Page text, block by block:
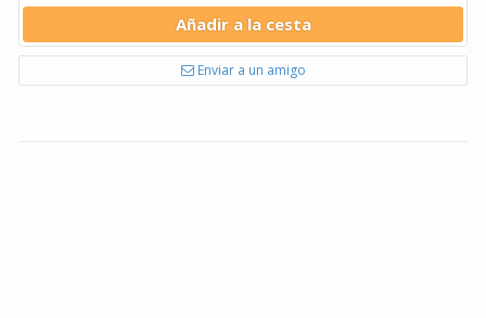
Añadir a la cesta
Enviar a un amigo